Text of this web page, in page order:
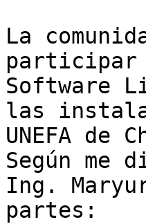
La
participar
Software
las
UNEFA de
Según me
Ing.
partes: